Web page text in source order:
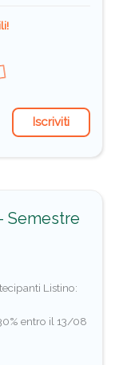
Iscriviti
Semestre
Listino:
entro il 13/08